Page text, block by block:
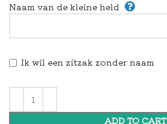
Naam van de kleine held
Ik wil een zitzak zonder naam
ADD TO CART